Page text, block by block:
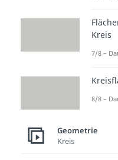
Kreis
7/8 –
8/8 –
Geometrie
Kreis